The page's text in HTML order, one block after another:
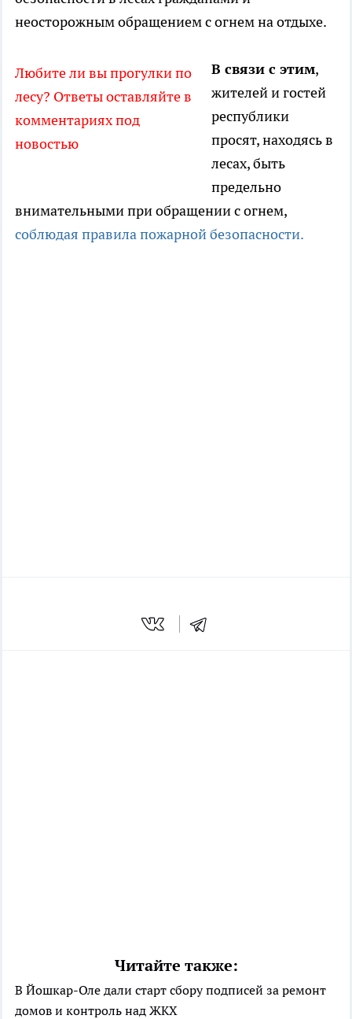
неосторожным обращением с огнем на отдыхе.
Любите ли вы прогулки по
лесу? Ответы оставляйте в
комментариях под
новостью
В связи с этим,
жителей и гостей
республики
просят, находясь в
лесах, быть
предельно
внимательными при обращении с огнем,
соблюдая правила пожарной безопасности.
Читайте также:
В Йошкар-Оле дали старт сбору подписей за ремонт
домов и контроль над ЖКХ